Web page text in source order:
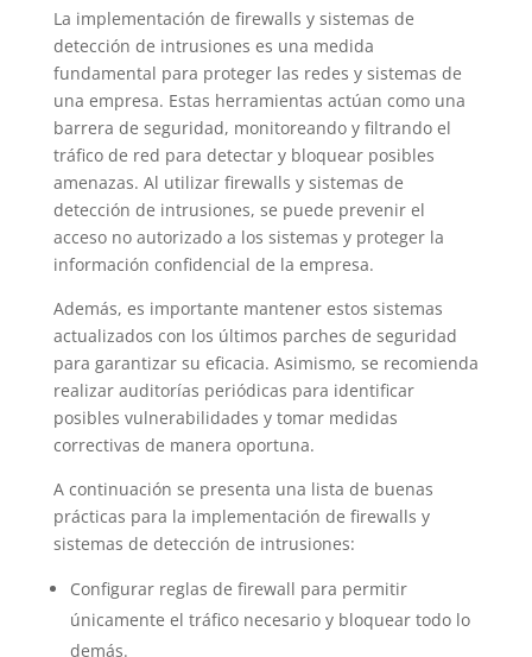
La implementación de firewalls y sistemas de
detección de intrusiones es una medida
fundamental para proteger las redes y sistemas de
una empresa. Estas herramientas actúan como una
barrera de seguridad, monitoreando y filtrando el
tráfico de red para detectar y bloquear posibles
amenazas. Al utilizar firewalls y sistemas de
detección de intrusiones, se puede prevenir el
acceso no autorizado a los sistemas y proteger la
información confidencial de la empresa.
Además, es importante mantener estos sistemas
actualizados con los últimos parches de seguridad
para garantizar su eficacia. Asimismo, se recomienda
realizar auditorías periódicas para identificar
posibles vulnerabilidades y tomar medidas
correctivas de manera oportuna.
A continuación se presenta una lista de buenas
prácticas para la implementación de firewalls y
sistemas de detección de intrusiones:
Configurar reglas de firewall para permitir
únicamente el tráfico necesario y bloquear todo lo
demás.